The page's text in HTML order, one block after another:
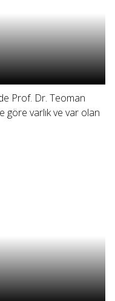
Prof. Dr. Teoman
göre varlık ve var olan